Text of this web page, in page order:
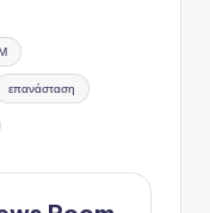
επανάσταση